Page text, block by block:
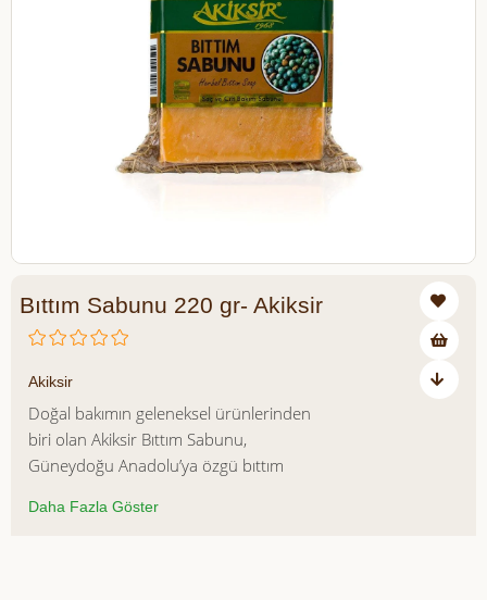
Bıttım Sabunu 220 gr- Akiksir
Akiksir
Doğal bakımın geleneksel ürünlerinden
biri olan Akiksir Bıttım Sabunu,
Güneydoğu Anadolu’ya özgü bıttım
Yüzyıllardır doğal bakım rutinlerinde
Daha Fazla Göster